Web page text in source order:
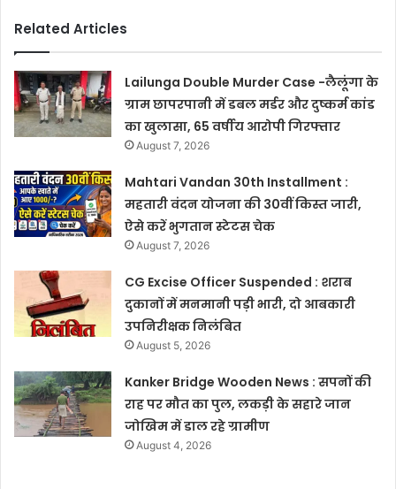
Related Articles
Lailunga Double Murder Case -लैलूंगा के
ग्राम छापरपानी में डबल मर्डर और दुष्कर्म कांड
का खुलासा, 65 वर्षीय आरोपी गिरफ्तार
August 7, 2026
Mahtari Vandan 30th Installment :
महतारी वंदन योजना की 30वीं किस्त जारी,
ऐसे करें भुगतान स्टेटस चेक
August 7, 2026
CG Excise Officer Suspended : शराब
दुकानों में मनमानी पड़ी भारी, दो आबकारी
उपनिरीक्षक निलंबित
August 5, 2026
Kanker Bridge Wooden News : सपनों की
राह पर मौत का पुल, लकड़ी के सहारे जान
जोखिम में डाल रहे ग्रामीण
August 4, 2026